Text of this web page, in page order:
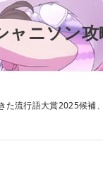
ャニソン
た流行語大賞2025候補